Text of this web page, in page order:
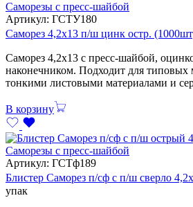
Саморезы с пресс-шайбой
Артикул: ГСТУ180
Саморез 4,2х13 п/ш цинк остр.
Саморез 4,2х13 с пресс-шайбой,
наконечником. Подходит для типовых
тонкими листовыми материалами и
В корзину
Саморезы с пресс-шайбой
Артикул: ГСТф189
Блистер Саморез п/сф с п/ш сверло
упак